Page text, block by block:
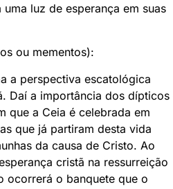
luz de esperança em suas
ou mementos):
a perspectiva escatológica
Daí a importância dos dípticos
que a Ceia é celebrada em
que já partiram desta vida
da causa de Cristo. Ao
cristã na ressurreição
ocorrerá o banquete que o